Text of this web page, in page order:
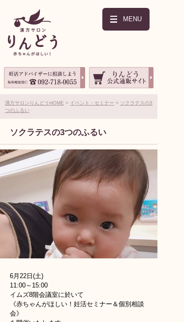
MENU
漢方サロンりんどうHOME イベント・セミナー
ソクラテスの3
つのふるい
ソクラテスの3つのふるい
6月22日(土)
11:00～15:00
イムズ8階会議室に於いて
《赤ちゃんがほしい！妊活セミナー＆個別相談
会》